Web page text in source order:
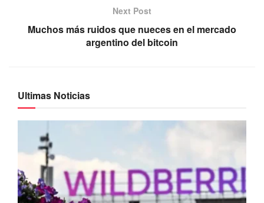
Next Post
Muchos más ruidos que nueces en el mercado
argentino del bitcoin
Ultimas Noticias